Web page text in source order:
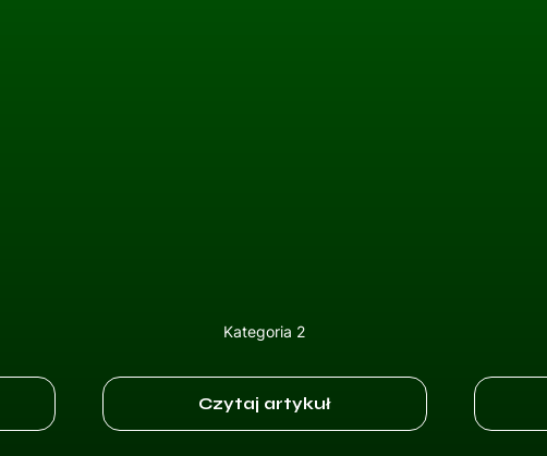
Kategoria 2
Czytaj artykuł